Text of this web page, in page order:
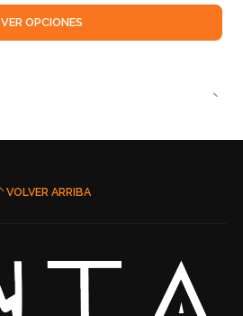
VER OPCIONES
VOLVER ARRIBA